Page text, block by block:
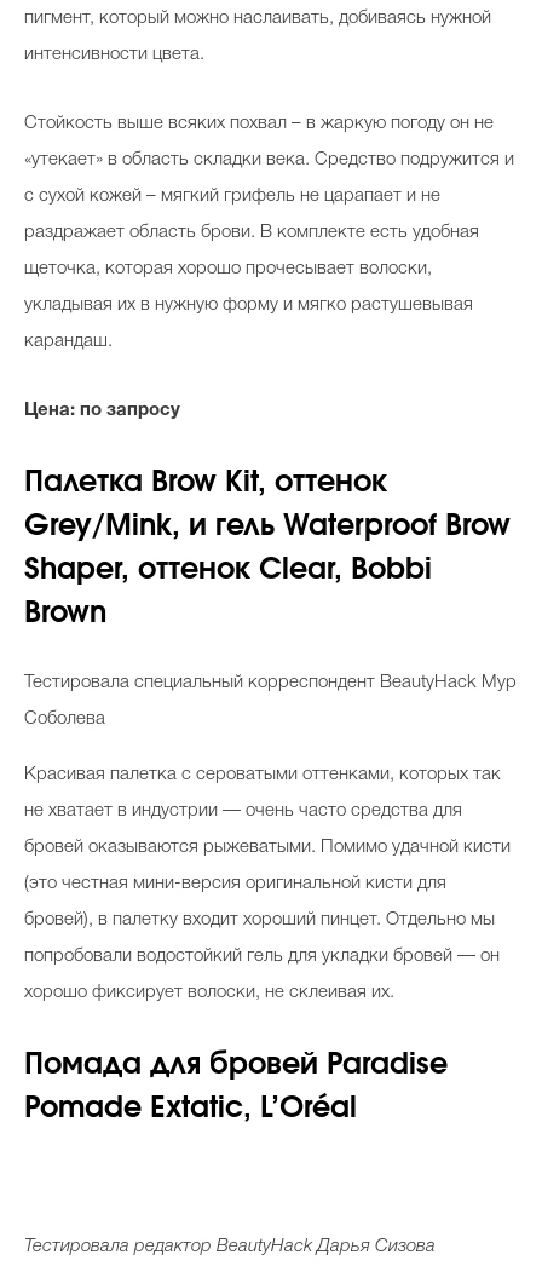
пигмент, который можно наслаивать, добиваясь нужной
интенсивности цвета.
Стойкость выше всяких похвал – в жаркую погоду он не
«утекает» в область складки века. Средство подружится и
с сухой кожей – мягкий грифель не царапает и не
раздражает область брови. В комплекте есть удобная
щеточка, которая хорошо прочесывает волоски,
укладывая их в нужную форму и мягко растушевывая
карандаш.
Цена: по запросу
Палетка Brow Kit, оттенок
Grey/Mink, и гель Waterproof Brow
Shaper, оттенок Clear, Bobbi
Brown
Тестировала специальный корреспондент BeautyHack Мур
Соболева
Красивая палетка с сероватыми оттенками, которых так
не хватает в индустрии — очень часто средства для
бровей оказываются рыжеватыми. Помимо удачной кисти
(это честная мини-версия оригинальной кисти для
бровей), в палетку входит хороший пинцет. Отдельно мы
попробовали водостойкий гель для укладки бровей — он
хорошо фиксирует волоски, не склеивая их.
Помада для бровей Paradise
Pomade Extatic, L’Oréal
Тестировала редактор BeautyHack Дарья Сизова